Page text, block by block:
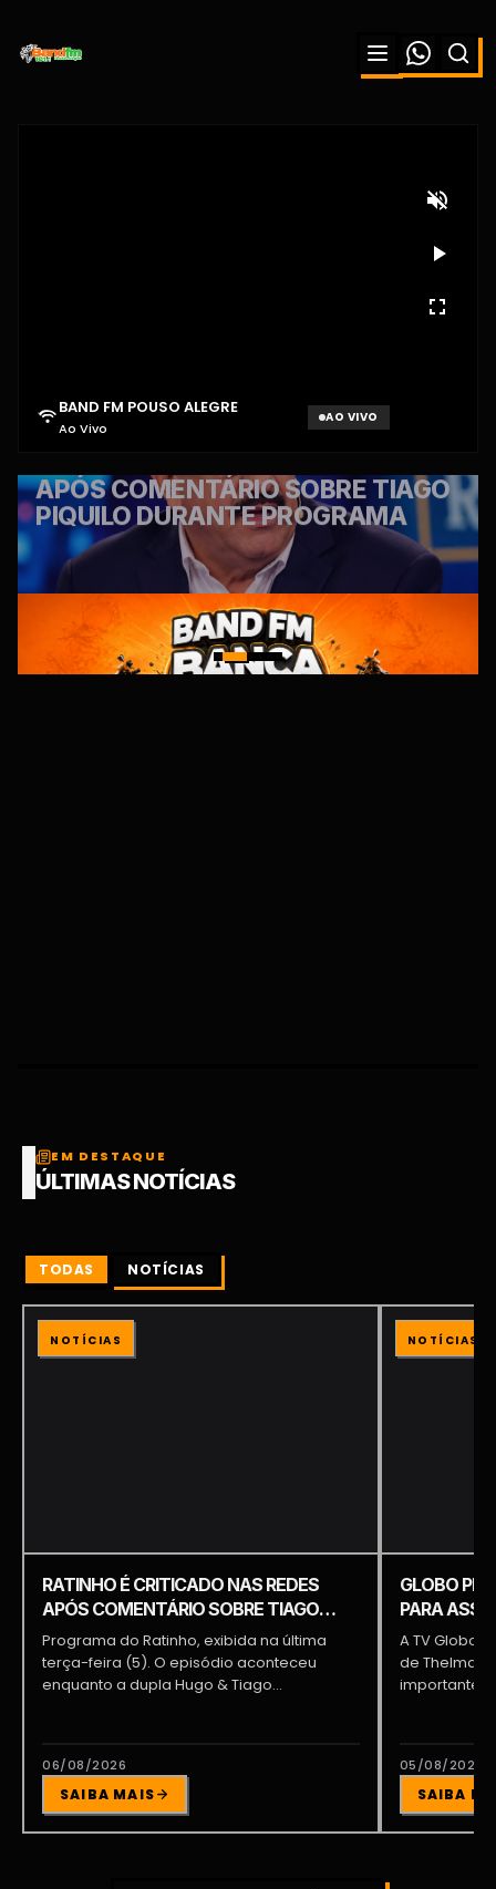
BAND FM POUSO ALEGRE
Ao Vivo
AO VIVO
EM DESTAQUE
ÚLTIMAS NOTÍCIAS
TODAS NOTÍCIAS
NOTÍCIAS
RATINHO É CRITICADO NAS REDES
APÓS COMENTÁRIO SOBRE TIAGO
PIQUILO DURANTE PROGRAMA
Programa do Ratinho, exibida na última
terça-feira (5). O episódio aconteceu
enquanto a dupla Hugo & Tiago
06/08/2026
SAIBA MAIS
NOTÍCIAS
GLOBO
PARA
BRAGA E
A TV Globo
de Thelma
importante
05/08/2026
SAIBA